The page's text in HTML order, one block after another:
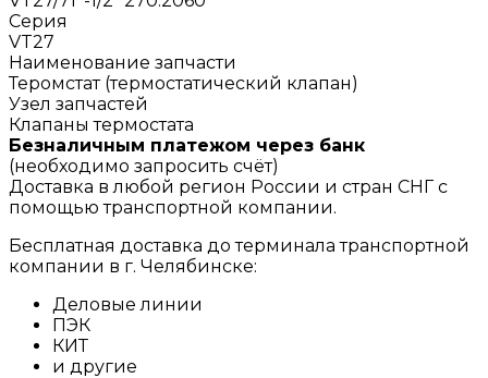
Серия
VT27
Наименование запчасти
Теромстат (термостатический клапан)
Узел запчастей
Клапаны термостата
Безналичным платежом через банк
(необходимо запросить счёт)
Доставка в любой регион России и стран СНГ с
помощью транспортной компании.
Бесплатная доставка до терминала транспортной
компании в г. Челябинске:
Деловые линии
ПЭК
КИТ
и другие